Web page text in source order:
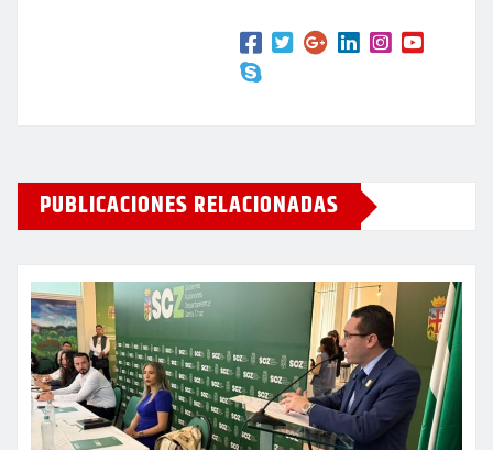
PUBLICACIONES RELACIONADAS